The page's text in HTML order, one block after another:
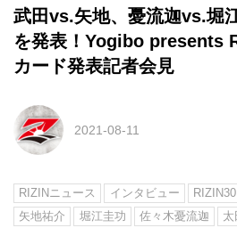
武田vs.矢地、憂流迦vs.堀
を発表！Yogibo presents
カード発表記者会見
2021-08-11
RIZINニュース インタビュー RIZIN30
矢地祐介
堀江圭功 佐々木憂流迦 太